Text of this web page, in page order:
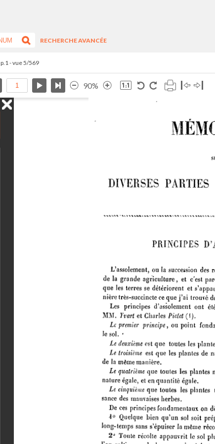
RECHERCHE AVANCÉE
p.1 - vue 5/569
90%